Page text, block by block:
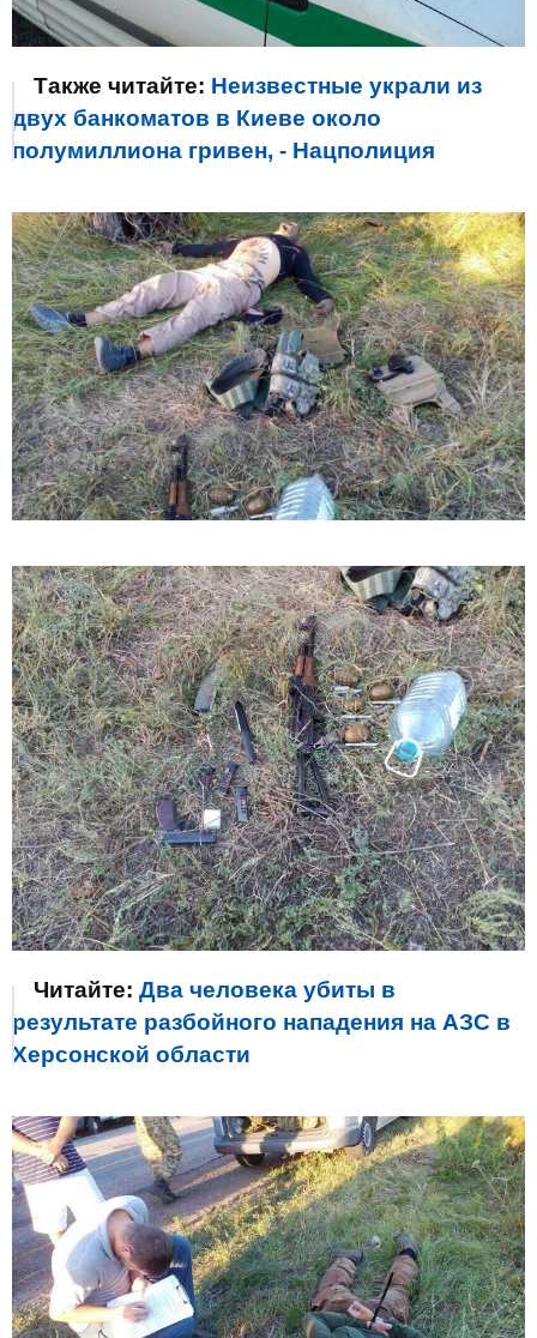
Также читайте: Неизвестные украли из
двух банкоматов в Киеве около
полумиллиона гривен, - Нацполиция
Читайте: Два человека убиты в
результате разбойного нападения на АЗС в
Херсонской области